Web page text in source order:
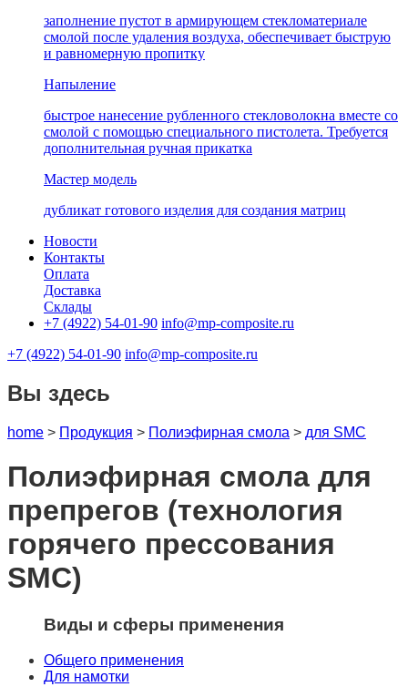
заполнение пустот в армирующем стекломатериале
смолой после удаления воздуха, обеспечивает быструю
и равномерную пропитку
Напыление
быстрое нанесение рубленного стекловолокна вместе со
смолой с помощью специального пистолета. Требуется
дополнительная ручная прикатка
Мастер модель
дубликат готового изделия для создания матриц
Новости
Контакты
Оплата
Доставка
Склады
+7 (4922) 54-01-90 info@mp-composite.ru
+7 (4922) 54-01-90 info@mp-composite.ru
Вы здесь
home > Продукция > Полиэфирная смола > для SMC
Полиэфирная смола для
препрегов (технология
горячего прессования
SMC)
Виды и сферы применения
Общего применения
Для намотки